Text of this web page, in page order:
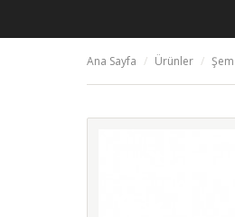
Ana Sayfa / Ürünler /